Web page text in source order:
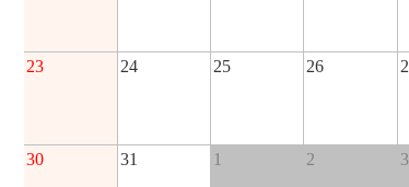
23 24 25 26
30 31 1 2 3